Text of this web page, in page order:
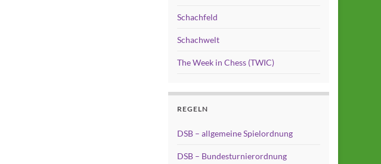
Schachfeld
Schachwelt
The Week in Chess (TWIC)
REGELN
DSB – allgemeine Spielordnung
DSB – Bundesturnierordnung